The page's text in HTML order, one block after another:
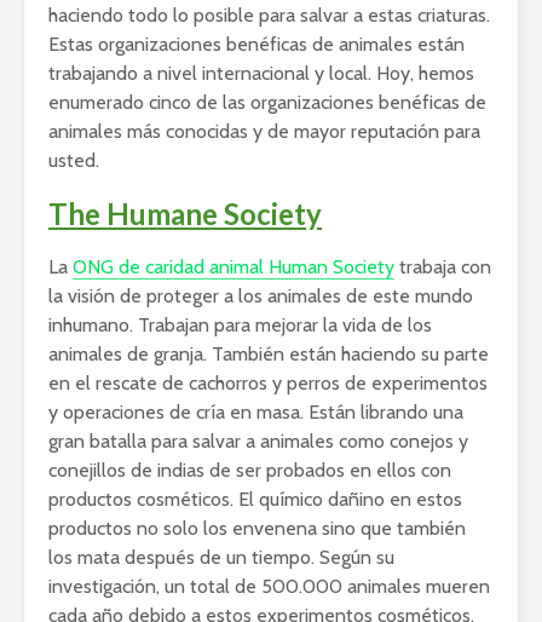
haciendo todo lo posible para salvar a estas criaturas.
Estas organizaciones benéficas de animales están
trabajando a nivel internacional y local. Hoy, hemos
enumerado cinco de las organizaciones benéficas de
animales más conocidas y de mayor reputación para
usted.
The Humane Society
La ONG de caridad animal Human Society trabaja con
la visión de proteger a los animales de este mundo
inhumano. Trabajan para mejorar la vida de los
animales de granja. También están haciendo su parte
en el rescate de cachorros y perros de experimentos
y operaciones de cría en masa. Están librando una
gran batalla para salvar a animales como conejos y
conejillos de indias de ser probados en ellos con
productos cosméticos. El químico dañino en estos
productos no solo los envenena sino que también
los mata después de un tiempo. Según su
investigación, un total de 500.000 animales mueren
cada año debido a estos experimentos cosméticos.